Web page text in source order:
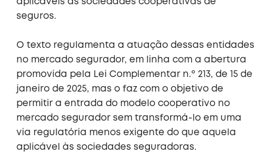
aplicáveis às sociedades cooperativas de
seguros.
O texto regulamenta a atuação dessas entidades
no mercado segurador, em linha com a abertura
promovida pela Lei Complementar n.º 213, de 15 de
janeiro de 2025, mas o faz com o objetivo de
permitir a entrada do modelo cooperativo no
mercado segurador sem transformá-lo em uma
via regulatória menos exigente do que aquela
aplicável às sociedades seguradoras.